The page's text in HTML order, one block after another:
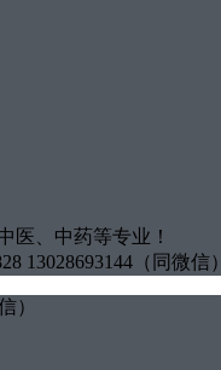
医、中药等专业！
13028693144（同微信）
）